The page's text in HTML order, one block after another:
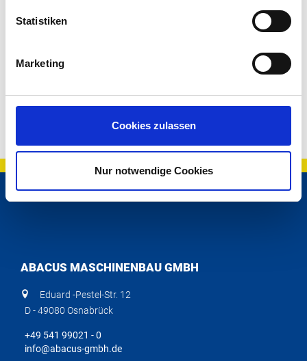
Statistiken
Marketing
Cookies zulassen
Nur notwendige Cookies
Pulverbeschichtet
ABACUS MASCHINENBAU GMBH
Eduard -Pestel-Str. 12
D - 49080 Osnabrück
+49 541 99021 - 0
info@abacus-gmbh.de